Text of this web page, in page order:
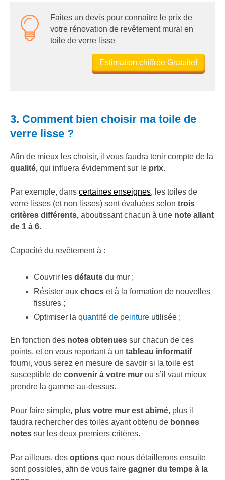
Faites un devis pour connaitre le prix de
votre rénovation de revêtement mural en
toile de verre lisse
Estimation chiffrée Gratuite!
3. Comment bien choisir ma toile de
verre lisse ?
Afin de mieux les choisir, il vous faudra tenir compte de la
qualité, qui influera évidemment sur le prix.
Par exemple, dans certaines enseignes, les toiles de
verre lisses (et non lisses) sont évaluées selon trois
critères différents, aboutissant chacun à une note allant
de 1 à 6.
Capacité du revêtement à :
Couvrir les défautsdu mur ;
Résister aux chocset à la formation de nouvelles
fissures ;
Optimiser la quantité de peintureutilisée ;
En fonction des notes obtenues sur chacun de ces
points, et en vous reportant à un tableau informatif
fourni, vous serez en mesure de savoir si la toile est
susceptible de convenir à votre mur ou s’il vaut mieux
prendre la gamme au-dessus.
Pour faire simple, plus votre mur est abimé, plus il
faudra rechercher des toiles ayant obtenu de bonnes
notes sur les deux premiers critères.
Par ailleurs, des options que nous détaillerons ensuite
sont possibles, afin de vous faire gagner du temps à la